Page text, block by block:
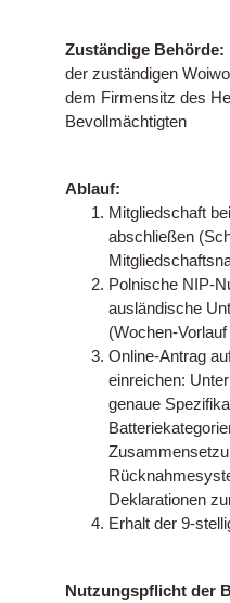
Zuständige Behörde:
der zuständigen
dem Firmensitz des
Bevollmächtigten
Ablauf:
Mitgliedschaft
abschließen
Polnische NIP-
ausländische
(Wochen-
Online-Antrag
einreichen:
genaue
Deklarationen
Erhalt der 9-
Nutzungspflicht der